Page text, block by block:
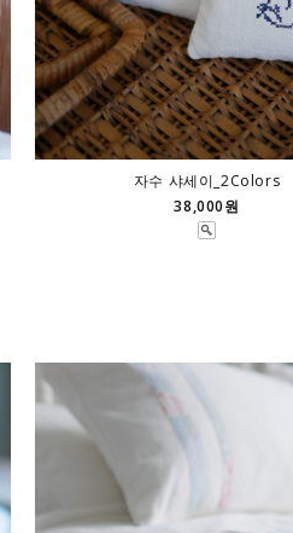
자수 샤세이_2Colors
38,000원